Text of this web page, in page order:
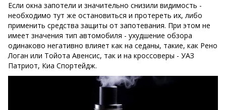
Если окна запотели и значительно снизили видимость -
необходимо тут же остановиться и протереть их, либо
применить средства защиты от запотевания. При этом не
имеет значения тип автомобиля - ухудшение обзора
одинаково негативно влияет как на седаны, такие, как Рено
Логан или Тойота Авенсис, так и на кроссоверы - УАЗ
Патриот, Киа Спортейдж.